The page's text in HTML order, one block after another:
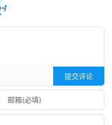
提交评论